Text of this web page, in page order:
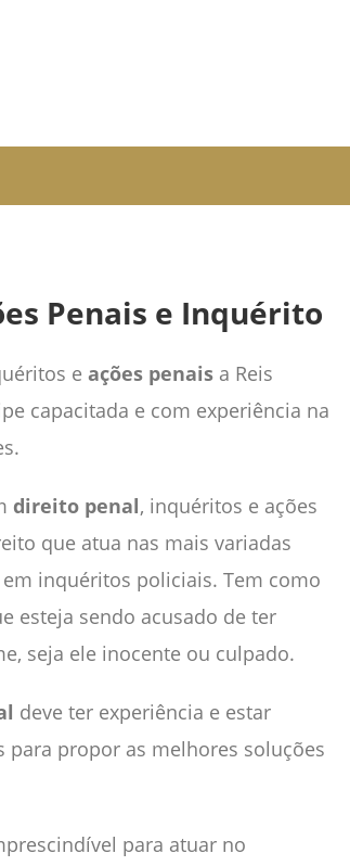
Penais e Inquérito
e ações penais a Reis
capacitada e com experiência na
direito penal, inquéritos e ações
que atua nas mais variadas
inquéritos policiais. Tem como
esteja sendo acusado de ter
seja ele inocente ou culpado.
deve ter experiência e estar
para propor as melhores soluções
para atuar no